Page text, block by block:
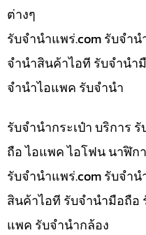
ต่างๆ
รับจํานําแพร่.com รับจำ
จำนำสินค้าไอที รับจำนำ
จำนำไอแพค รับจำนำ
รับจำนำกระเป๋า บริการ
ถือ ไอแพค ไอโฟน นาฬิก
รับจํานําแพร่.com รับจำน
สินค้าไอที รับจำนำมือถือ
แพค รับจำนำกล้อง